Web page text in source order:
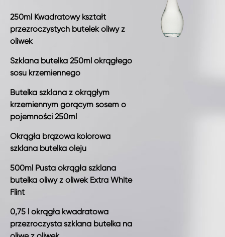
250ml Kwadratowy kształt
przezroczystych butelek oliwy z
oliwek
Szklana butelka 250ml okrągłego
sosu krzemiennego
Butelka szklana z okrągłym
krzemiennym gorącym sosem o
pojemności 250ml
Okrągła brązowa kolorowa
szklana butelka oleju
500ml Pusta okrągła szklana
butelka oliwy z oliwek Extra White
Flint
0,75 l okrągła kwadratowa
przezroczysta szklana butelka na